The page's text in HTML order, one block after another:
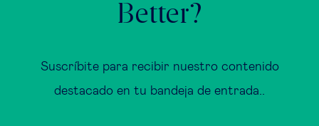
Better?
Suscríbite para recibir nuestro contenido
destacado en tu bandeja de entrada..